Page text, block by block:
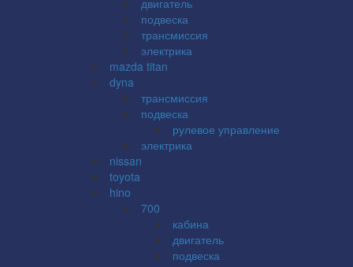
подвеска
трансмиссия
электрика
mazda titan
dyna
трансмиссия
подвеска
рулевое управление
электрика
nissan
toyota
hino
700
кабина
двигатель
подвеска